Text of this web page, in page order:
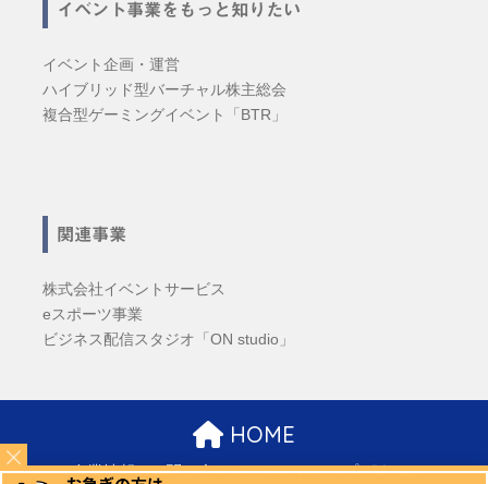
イベント事業をもっと知りたい
イベント企画・運営
ハイブリッド型バーチャル株主総会
複合型ゲーミングイベント「BTR」
関連事業
株式会社イベントサービス
eスポーツ事業
ビジネス配信スタジオ「ON studio」
HOME
企業情報 お問い合わせ サイトマップ